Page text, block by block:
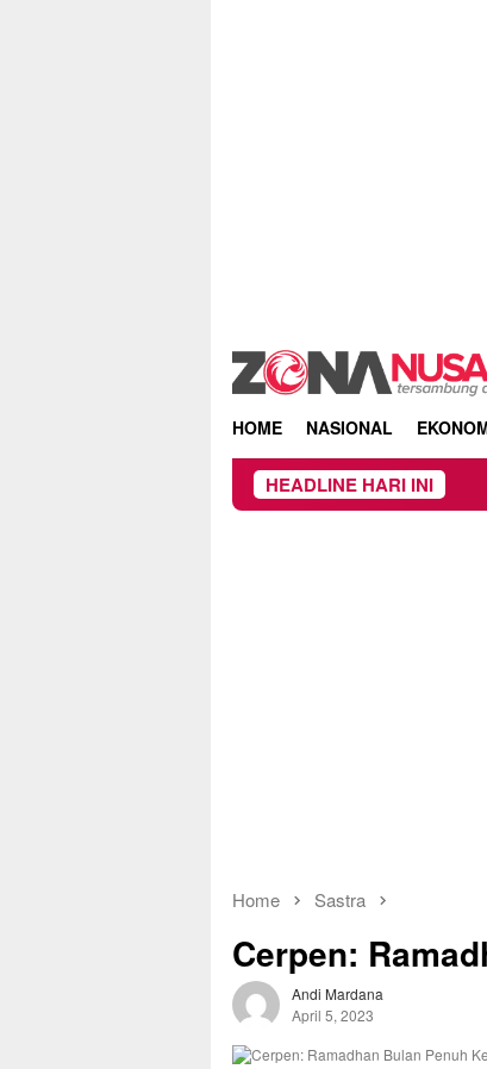
HOME NASIONAL
HEADLINE HARI INI
Home Sastra
Cerpen:
Andi Mardana
April 5, 2023